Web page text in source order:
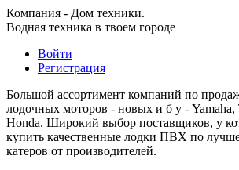
Компания - Дом техники.
Водная техника в твоем городе
Войти
Регистрация
Большой ассортимент компаний по
лодочных моторов - новых и б у - Yamaha,
Honda. Широкий выбор поставщиков, у
купить качественные лодки ПВХ по
катеров от производителей.